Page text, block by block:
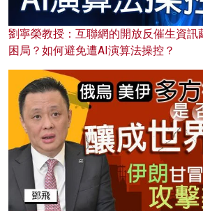
劉寧榮教授：互聯網的開放反催生資訊
困局？如何避免遭AI演算法操控？